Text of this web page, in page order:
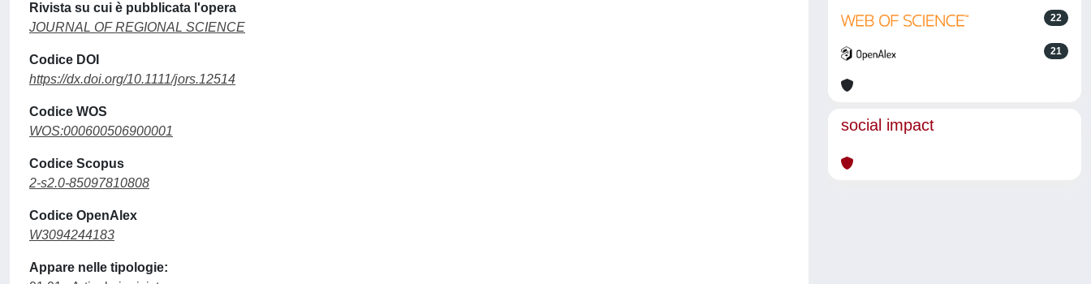
Rivista su cui è pubblicata l'opera
JOURNAL OF REGIONAL SCIENCE
Codice DOI
https://dx.doi.org/10.1111/jors.12514
Codice WOS
WOS:000600506900001
Codice Scopus
2-s2.0-85097810808
Codice OpenAlex
W3094244183
Appare nelle tipologie:
22
21
social impact